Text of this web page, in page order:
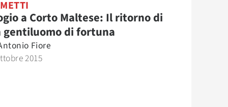
a Corto Maltese: Il ritorno di
gentiluomo di fortuna
Fiore
2015